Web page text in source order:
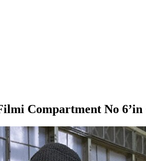
Compartment No